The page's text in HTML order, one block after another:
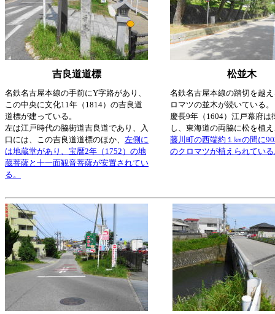
吉良道道標 松並木
名鉄名古屋本線の手前にY字路があり、
この中央に文化11年（1814）の吉良道
道標が建っている。
左は江戸時代の脇街道吉良道であり、入
口には、この吉良道道標のほか、 左側に
は地蔵堂があり、宝暦2年（1752）の地
蔵菩薩と十一面観音菩薩が安置されてい
る。
名鉄名古屋本線の踏切を越
ロマツの並木が続いている。
慶長9年（1604）江戸幕府は
し、東海道の両脇に松を植
藤川町の西端約１㎞の間に
のクロマツが植えられてい